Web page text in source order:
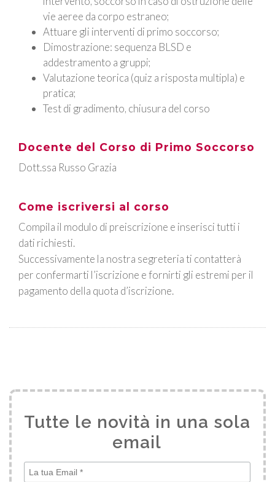
vie aeree da corpo estraneo;
Attuare gli interventi di primo soccorso;
Dimostrazione: sequenza BLSD e
addestramento a gruppi;
Valutazione teorica (quiz a risposta multipla) e
pratica;
Test di gradimento, chiusura del corso
Docente del Corso di Primo Soccorso
Dott.ssa Russo Grazia
Come iscriversi al corso
Compila il modulo di preiscrizione e inserisci tutti i
dati richiesti.
Successivamente la nostra segreteria ti contatterà
per confermarti l’iscrizione e fornirti gli estremi per il
pagamento della quota d’iscrizione.
Tutte le novità in una sola
email